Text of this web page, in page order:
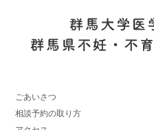
ごあいさつ
相談予約の取り方